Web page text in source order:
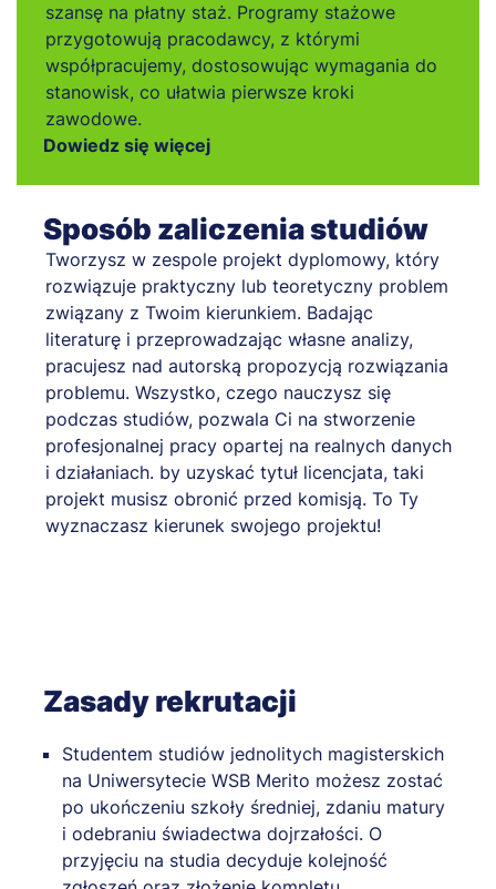
szansę na płatny staż. Programy stażowe
przygotowują pracodawcy, z którymi
współpracujemy, dostosowując wymagania do
stanowisk, co ułatwia pierwsze kroki
zawodowe.
Dowiedz się więcej
Sposób zaliczenia studiów
Tworzysz w zespole projekt dyplomowy, który
rozwiązuje praktyczny lub teoretyczny problem
związany z Twoim kierunkiem. Badając
literaturę i przeprowadzając własne analizy,
pracujesz nad autorską propozycją rozwiązania
problemu. Wszystko, czego nauczysz się
podczas studiów, pozwala Ci na stworzenie
profesjonalnej pracy opartej na realnych danych
i działaniach. by uzyskać tytuł licencjata, taki
projekt musisz obronić przed komisją. To Ty
wyznaczasz kierunek swojego projektu!
Zasady rekrutacji
Studentem studiów jednolitych magisterskich
na Uniwersytecie WSB Merito możesz zostać
po ukończeniu szkoły średniej, zdaniu matury
i odebraniu świadectwa dojrzałości. O
przyjęciu na studia decyduje kolejność